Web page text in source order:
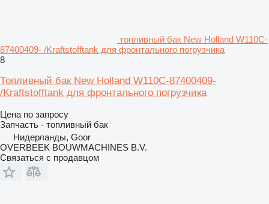
топливный бак New Holland W110C-
87400409- /Kraftstofftank для фронтального погрузчика
8
Топливный бак New Holland W110C-87400409-
/Kraftstofftank для фронтального погрузчика
Цена по запросу
Запчасть - топливный бак
Нидерланды, Goor
OVERBEEK BOUWMACHINES B.V.
Связаться с продавцом